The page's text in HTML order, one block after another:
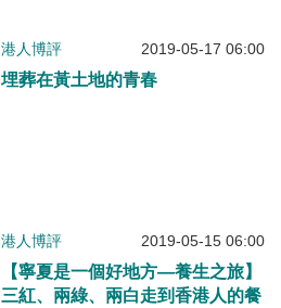
港人博評 2019-05-17 06:00
埋葬在黃土地的青春
港人博評 2019-05-15 06:00
【寧夏是一個好地方—養生之旅】
三紅、兩綠、兩白走到香港人的餐